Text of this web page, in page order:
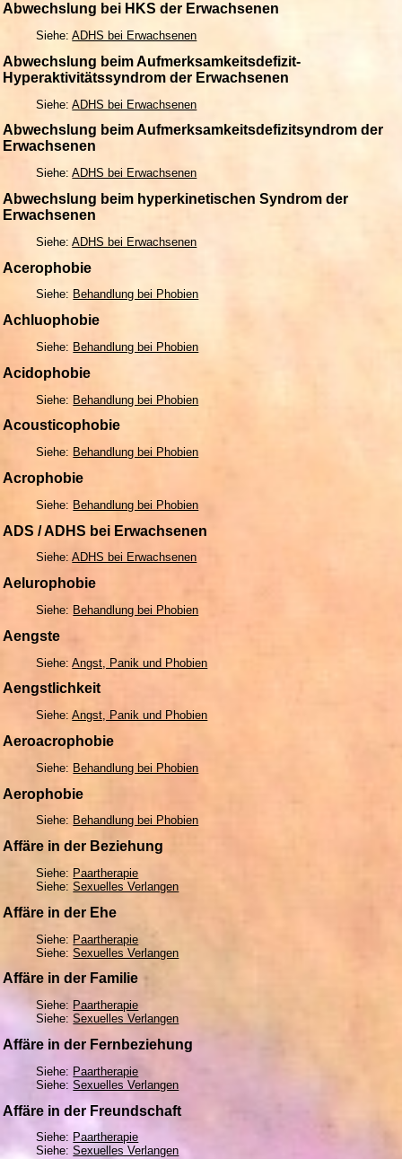
Abwechslung bei HKS der Erwachsenen
Siehe:ADHS bei Erwachsenen
Abwechslung beim Aufmerksamkeitsdefizit-
Hyperaktivitätssyndrom der Erwachsenen
Siehe:ADHS bei Erwachsenen
Abwechslung beim Aufmerksamkeitsdefizitsyndrom der
Erwachsenen
Siehe:ADHS bei Erwachsenen
Abwechslung beim hyperkinetischen Syndrom der
Erwachsenen
Siehe:ADHS bei Erwachsenen
Acerophobie
Siehe: Behandlung bei Phobien
Achluophobie
Siehe: Behandlung bei Phobien
Acidophobie
Siehe: Behandlung bei Phobien
Acousticophobie
Siehe: Behandlung bei Phobien
Acrophobie
Siehe: Behandlung bei Phobien
ADS / ADHS bei Erwachsenen
Siehe:ADHS bei Erwachsenen
Aelurophobie
Siehe: Behandlung bei Phobien
Aengste
Siehe:Angst, Panik und Phobien
Aengstlichkeit
Siehe:Angst, Panik und Phobien
Aeroacrophobie
Siehe: Behandlung bei Phobien
Aerophobie
Siehe: Behandlung bei Phobien
Affäre in der Beziehung
Siehe: Paartherapie
Siehe:Sexuelles Verlangen
Affäre in der Ehe
Siehe: Paartherapie
Siehe:Sexuelles Verlangen
Affäre in der Familie
Siehe: Paartherapie
Siehe:Sexuelles Verlangen
Affäre in der Fernbeziehung
Siehe: Paartherapie
Siehe:Sexuelles Verlangen
Affäre in der Freundschaft
Siehe: Paartherapie
Siehe:Sexuelles Verlangen